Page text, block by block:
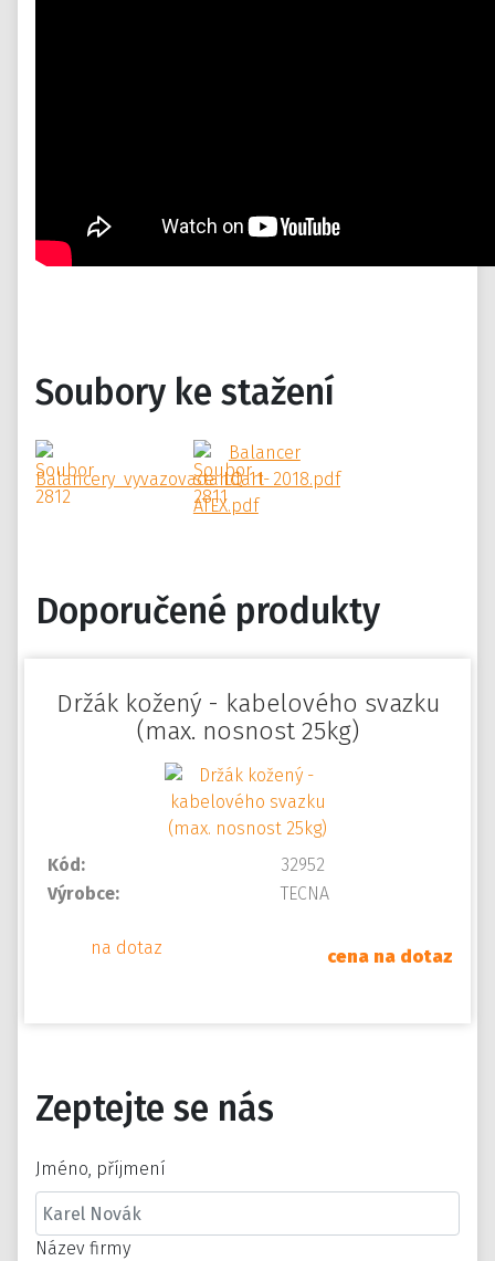
Soubory ke stažení
Balancery_vyvazovace_LQ_11_2018.pdf
Balancer
standart-
ATEX.pdf
Doporučené produkty
Držák kožený - kabelového svazku
(max. nosnost 25kg)
Kód:
32952
Výrobce:
TECNA
na dotaz cena na dotaz
Zeptejte se nás
Jméno, příjmení
Název firmy